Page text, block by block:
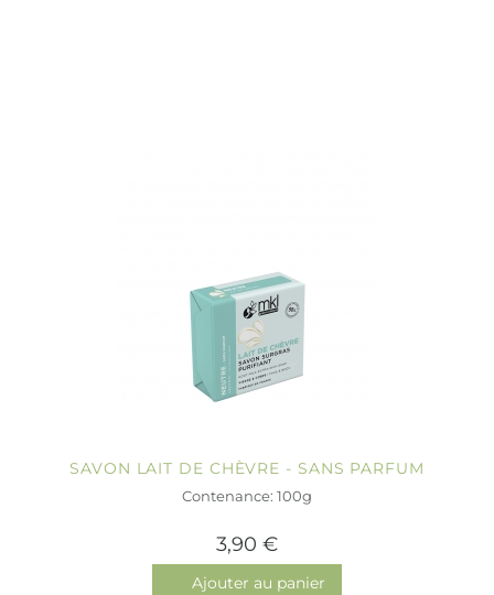
SAVON LAIT DE CHÈVRE - SANS PARFUM
Contenance: 100g
3,90 €
Ajouter au panier